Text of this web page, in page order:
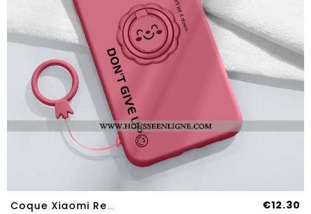
Coque Xiaomi Redmi 9 Personnalité Créatif Téléphone Portable Fluide Doux Protection Étui Tout Compri €12.30